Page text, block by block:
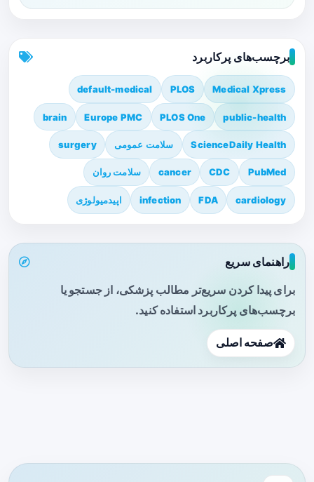
برچسب‌های پرکاربرد
Medical Xpress
PLOS
default-medical
public-health
PLOS One
Europe PMC
brain
ScienceDaily Health سلامت عمومی surgery
PubMed
CDC
cancer سلامت روان
cardiology
FDA
infection اپیدمیولوژی
راهنمای سریع
برای پیدا کردن سریع‌تر مطالب پزشکی، از جستجو یا
برچسب‌های پرکاربرد استفاده کنید.
صفحه اصلی